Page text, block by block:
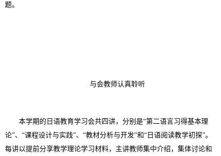
题。
与会教师认真聆听
本学期的日语教育学习会共四讲，分别是“第二语言习得基本理
论”、“课程设计与实践”、“教材分析与开发”和“日语阅读教学初探”。
每讲以提前分享教学理论学习材料，主讲教师集中介绍，集体讨论和